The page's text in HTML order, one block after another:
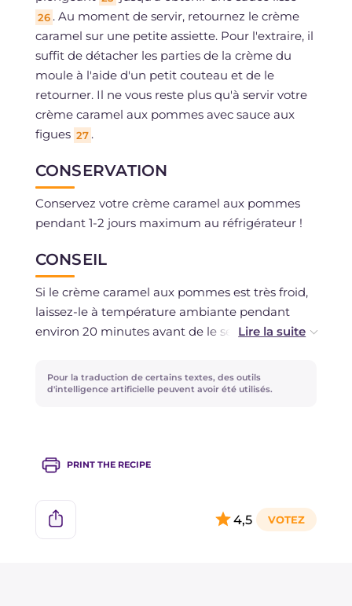
26 . Au moment de servir, retournez le crème
caramel sur une petite assiette. Pour l'extraire, il
suffit de détacher les parties de la crème du
moule à l'aide d'un petit couteau et de le
retourner. Il ne vous reste plus qu'à servir votre
crème caramel aux pommes avec sauce aux
figues 27 .
CONSERVATION
Conservez votre crème caramel aux pommes
pendant 1-2 jours maximum au réfrigérateur !
CONSEIL
Si le crème caramel aux pommes est très froid,
laissez-le à température ambiante pendant
environ 20 minutes avant de le servir ! De cette
Pour la traduction de certains textes, des outils
d'intelligence artificielle peuvent avoir été utilisés.
PRINT THE RECIPE
4,5